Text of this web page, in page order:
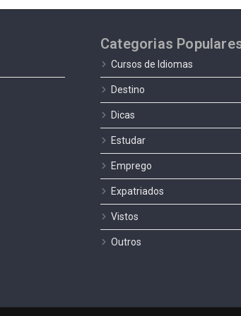
Categorias
Cursos de Idiomas
Destino
Dicas
Estudar
Emprego
Expatriados
Vistos
Outros